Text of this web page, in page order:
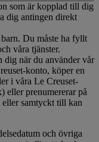
som är kopplad till dig
dig antingen direkt
Du måste ha fyllt
våra tjänster.
dig när du använder vår
konto, köper en
i våra Le Creuset-
eller prenumererar på
eller samtyckt till kan
och övriga